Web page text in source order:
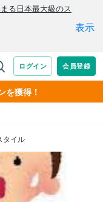
を獲得！
タイル